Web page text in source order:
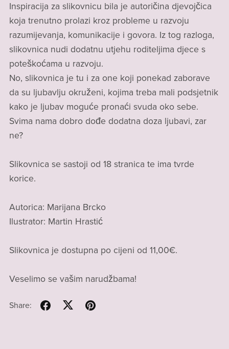
Inspiracija za slikovnicu bila je autoričina djevojčica
koja trenutno prolazi kroz probleme u razvoju
razumijevanja, komunikacije i govora. Iz tog razloga,
slikovnica nudi dodatnu utjehu roditeljima djece s
poteškoćama u razvoju.
No, slikovnica je tu i za one koji ponekad zaborave
da su ljubavlju okruženi, kojima treba mali podsjetnik
kako je ljubav moguće pronaći svuda oko sebe.
Svima nama dobro dođe dodatna doza ljubavi, zar
ne?
Slikovnica se sastoji od 18 stranica te ima tvrde
korice.
Autorica: Marijana Brcko
Ilustrator: Martin Hrastić
Slikovnica je dostupna po cijeni od 11,00€.
Veselimo se vašim narudžbama!
Share: